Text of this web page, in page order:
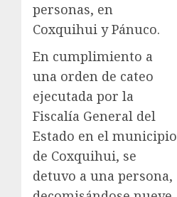
personas, en
Coxquihui y Pánuco.
En cumplimiento a
una orden de cateo
ejecutada por la
Fiscalía General del
Estado en el municipio
de Coxquihui, se
detuvo a una persona,